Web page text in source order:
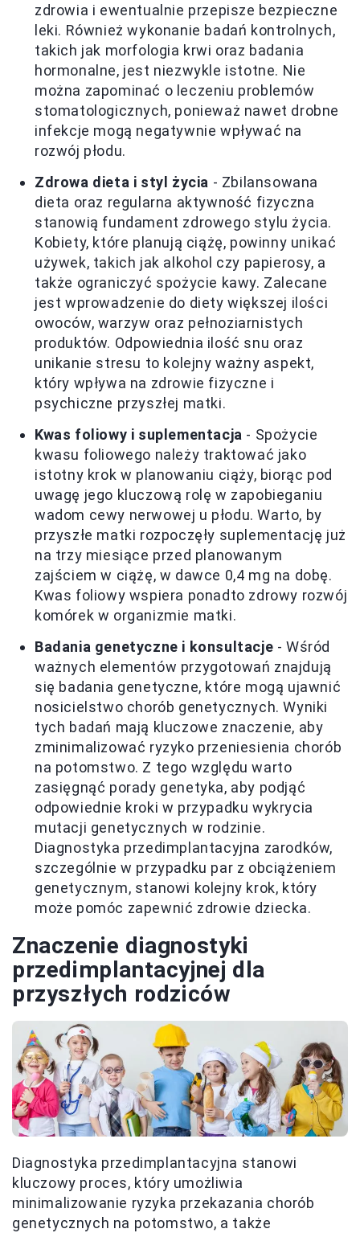
zdrowia i ewentualnie przepisze bezpieczne
leki. Również wykonanie badań kontrolnych,
takich jak morfologia krwi oraz badania
hormonalne, jest niezwykle istotne. Nie
można zapominać o leczeniu problemów
stomatologicznych, ponieważ nawet drobne
infekcje mogą negatywnie wpływać na
rozwój płodu.
Zdrowa dieta i styl życia - Zbilansowana
dieta oraz regularna aktywność fizyczna
stanowią fundament zdrowego stylu życia.
Kobiety, które planują ciążę, powinny unikać
używek, takich jak alkohol czy papierosy, a
także ograniczyć spożycie kawy. Zalecane
jest wprowadzenie do diety większej ilości
owoców, warzyw oraz pełnoziarnistych
produktów. Odpowiednia ilość snu oraz
unikanie stresu to kolejny ważny aspekt,
który wpływa na zdrowie fizyczne i
psychiczne przyszłej matki.
Kwas foliowy i suplementacja - Spożycie
kwasu foliowego należy traktować jako
istotny krok w planowaniu ciąży, biorąc pod
uwagę jego kluczową rolę w zapobieganiu
wadom cewy nerwowej u płodu. Warto, by
przyszłe matki rozpoczęły suplementację już
na trzy miesiące przed planowanym
zajściem w ciążę, w dawce 0,4 mg na dobę.
Kwas foliowy wspiera ponadto zdrowy rozwój
komórek w organizmie matki.
Badania genetyczne i konsultacje - Wśród
ważnych elementów przygotowań znajdują
się badania genetyczne, które mogą ujawnić
nosicielstwo chorób genetycznych. Wyniki
tych badań mają kluczowe znaczenie, aby
zminimalizować ryzyko przeniesienia chorób
na potomstwo. Z tego względu warto
zasięgnąć porady genetyka, aby podjąć
odpowiednie kroki w przypadku wykrycia
mutacji genetycznych w rodzinie.
Diagnostyka przedimplantacyjna zarodków,
szczególnie w przypadku par z obciążeniem
genetycznym, stanowi kolejny krok, który
może pomóc zapewnić zdrowie dziecka.
Znaczenie diagnostyki
przedimplantacyjnej dla
przyszłych rodziców
Diagnostyka przedimplantacyjna stanowi
kluczowy proces, który umożliwia
minimalizowanie ryzyka przekazania chorób
genetycznych na potomstwo, a także